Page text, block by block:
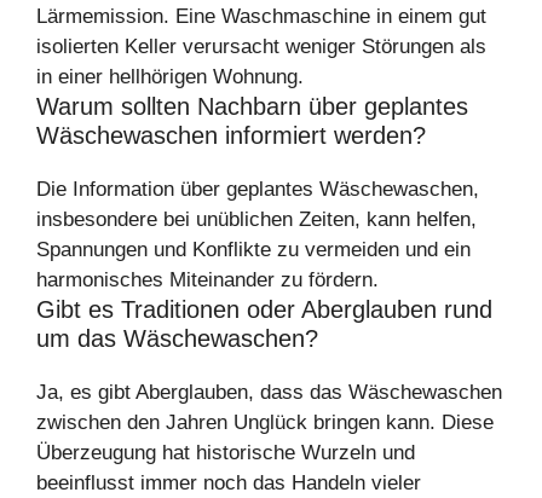
Lärmemission. Eine Waschmaschine in einem gut
isolierten Keller verursacht weniger Störungen als
in einer hellhörigen Wohnung.
Warum sollten Nachbarn über geplantes
Wäschewaschen informiert werden?
Die Information über geplantes Wäschewaschen,
insbesondere bei unüblichen Zeiten, kann helfen,
Spannungen und Konflikte zu vermeiden und ein
harmonisches Miteinander zu fördern.
Gibt es Traditionen oder Aberglauben rund
um das Wäschewaschen?
Ja, es gibt Aberglauben, dass das Wäschewaschen
zwischen den Jahren Unglück bringen kann. Diese
Überzeugung hat historische Wurzeln und
beeinflusst immer noch das Handeln vieler